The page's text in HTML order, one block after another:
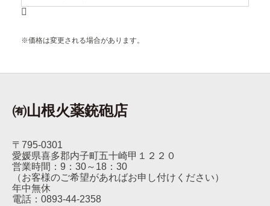
※価格は変更される場合があります。
㈲山根火薬銃砲店
〒795-0301
愛媛県喜多郡内子町五十崎甲１２２０
営業時間：9：30～18：30
（お客様のご希望があればお申し付けください）
年中無休
電話：0893-44-2358